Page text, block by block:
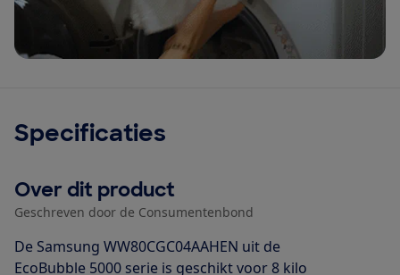
Specificaties
Over dit product
Geschreven door de Consumentenbond
De Samsung WW80CGC04AAHEN uit de
EcoBubble 5000 serie is geschikt voor 8 kilo